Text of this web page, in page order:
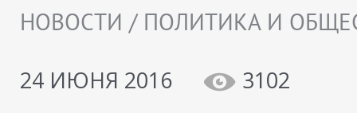
НОВОСТИ / ПОЛИТИКА И
24 ИЮНЯ 2016
3102